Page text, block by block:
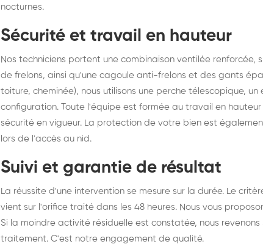
nocturnes.
Sécurité et travail en hauteur
Nos techniciens portent une combinaison ventilée
de frelons, ainsi qu'une cagoule anti-frelons et des gants
toiture, cheminée), nous utilisons une perche télescopique,
configuration. Toute l'équipe est formée au travail en
sécurité en vigueur. La protection de votre bien est
lors de l'accès au nid.
Suivi et garantie de résultat
La réussite d'une intervention se mesure sur la durée. Le
vient sur l'orifice traité dans les 48 heures. Nous vous
Si la moindre activité résiduelle est constatée, nous
traitement. C'est notre engagement de qualité.